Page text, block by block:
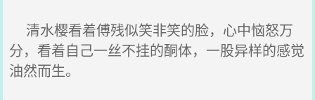
清水樱看着傅残似笑非笑的脸，心中恼怒万
分，看着自己一丝不挂的酮体，一股异样的感觉
油然而生。